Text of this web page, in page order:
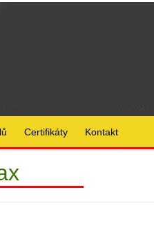
Certifikáty Kontakt